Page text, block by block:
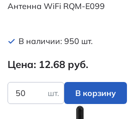
Антенна WiFi RQM-E099
В наличии: 950 шт.
Цена: 12.68 руб.
шт. В корзину